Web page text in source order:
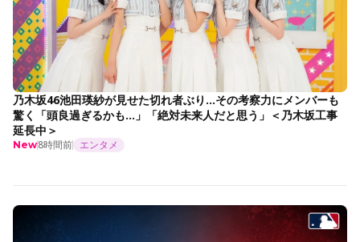
乃木坂46池田瑛紗が見せた切れ者ぶり…その考察力にメンバーも
驚く「頭良過ぎるかも…」「絶対未来人だと思う」＜乃木坂工事
延長中＞
New8時間前 エンタメ